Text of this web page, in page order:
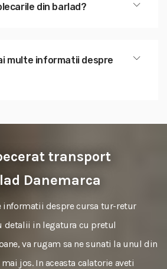
din barlad?
multe informatii despre
transport
Danemarca
despre cursa tur-retur
detalii in legatura cu pretul
va rugam sa ne sunati la unul din
jos. In aceasta calatorie aveti